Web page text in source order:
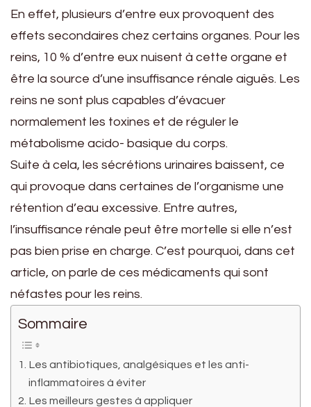
En effet, plusieurs d’entre eux provoquent des
effets secondaires chez certains organes. Pour les
reins, 10 % d’entre eux nuisent à cette organe et
être la source d’une insuffisance rénale aiguës. Les
reins ne sont plus capables d’évacuer
normalement les toxines et de réguler le
métabolisme acido- basique du corps.
Suite à cela, les sécrétions urinaires baissent, ce
qui provoque dans certaines de l’organisme une
rétention d’eau excessive. Entre autres,
l’insuffisance rénale peut être mortelle si elle n’est
pas bien prise en charge. C’est pourquoi, dans cet
article, on parle de ces médicaments qui sont
néfastes pour les reins.
Sommaire
Les antibiotiques, analgésiques et les anti-
inflammatoires à éviter
Les meilleurs gestes à appliquer